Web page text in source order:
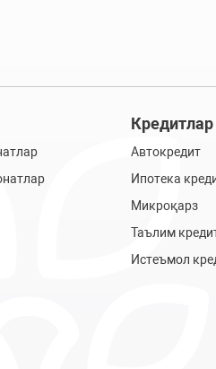
Кредитлар
Автокредит
Ипотека
Микроқарз
Таълим
Истеъмол